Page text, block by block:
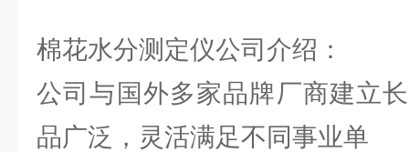
棉花水分测定仪公司介绍：
公司与国外多家品牌厂商建立
品广泛，灵活满足不同事业单